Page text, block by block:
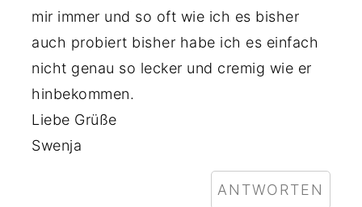
mir immer und so oft wie ich es bisher
auch probiert bisher habe ich es einfach
nicht genau so lecker und cremig wie er
hinbekommen.
Liebe Grüße
Swenja
ANTWORTEN